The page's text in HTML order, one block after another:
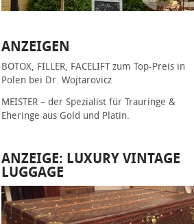
ANZEIGEN
BOTOX, FILLER, FACELIFT zum Top-Preis in
Polen bei Dr. Wojtarovicz
MEISTER – der Spezialist für Trauringe &
Eheringe aus Gold und Platin.
ANZEIGE: LUXURY VINTAGE
LUGGAGE